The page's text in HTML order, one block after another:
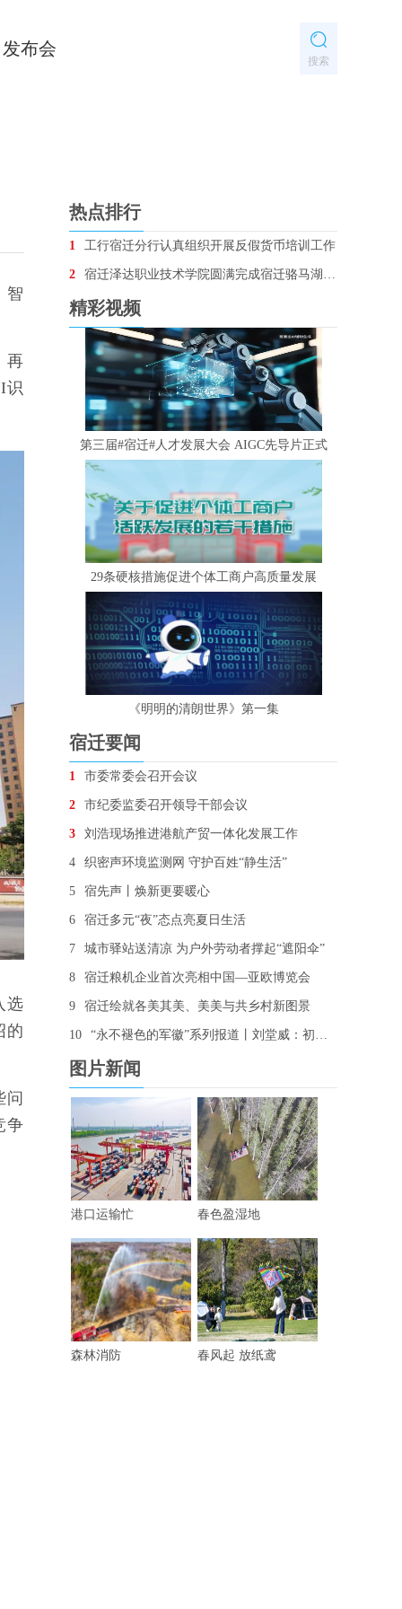
发布会
搜索
智
再
识
选
的
问
争
热点排行
1 工行宿迁分行认真组织开展反假货币培训工作
2 宿迁泽达职业技术学院圆满完成宿迁骆马湖•银河左岸音乐节安保任务
精彩视频
第三届#宿迁#人才发展大会 AIGC先导片正式
29条硬核措施促进个体工商户高质量发展
《明明的清朗世界》第一集
宿迁要闻
1 市委常委会召开会议
2 市纪委监委召开领导干部会议
3 刘浩现场推进港航产贸一体化发展工作
4 织密声环境监测网 守护百姓“静生活”
5 宿先声丨焕新更要暖心
6 宿迁多元“夜”态点亮夏日生活
7 城市驿站送清凉 为户外劳动者撑起“遮阳伞”
8 宿迁粮机企业首次亮相中国—亚欧博览会
9 宿迁绘就各美其美、美美与共乡村新图景
10 “永不褪色的军徽”系列报道丨刘堂威：初心未改 用“铁脚板”走出“平安路”
图片新闻
港口运输忙 春色盈湿地
森林消防 春风起 放纸鸢